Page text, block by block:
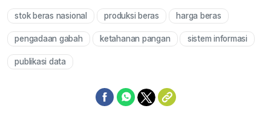
Mute
stok beras nasional produksi beras harga beras
pengadaan gabah ketahanan pangan sistem informasi
publikasi data